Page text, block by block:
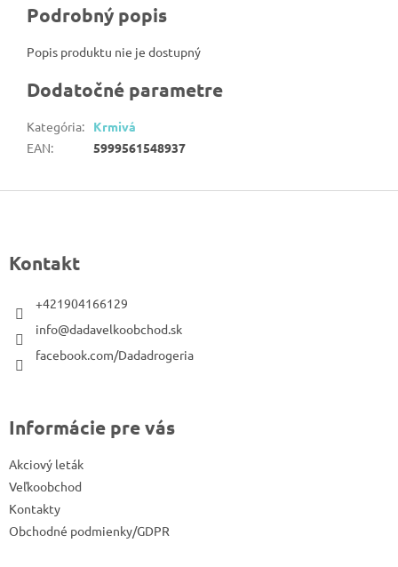
Podrobný popis
Popis produktu nie je dostupný
Dodatočné parametre
Kategória:
Krmivá
EAN: 5999561548937
Z
p
äKontakt
+421904166129
info@dadavelkoobchod.sk
facebook.com/Dadadrogeria
Informácie pre vás
Akciový leták
Veľkoobchod
Kontakty
Obchodné podmienky/GDPR